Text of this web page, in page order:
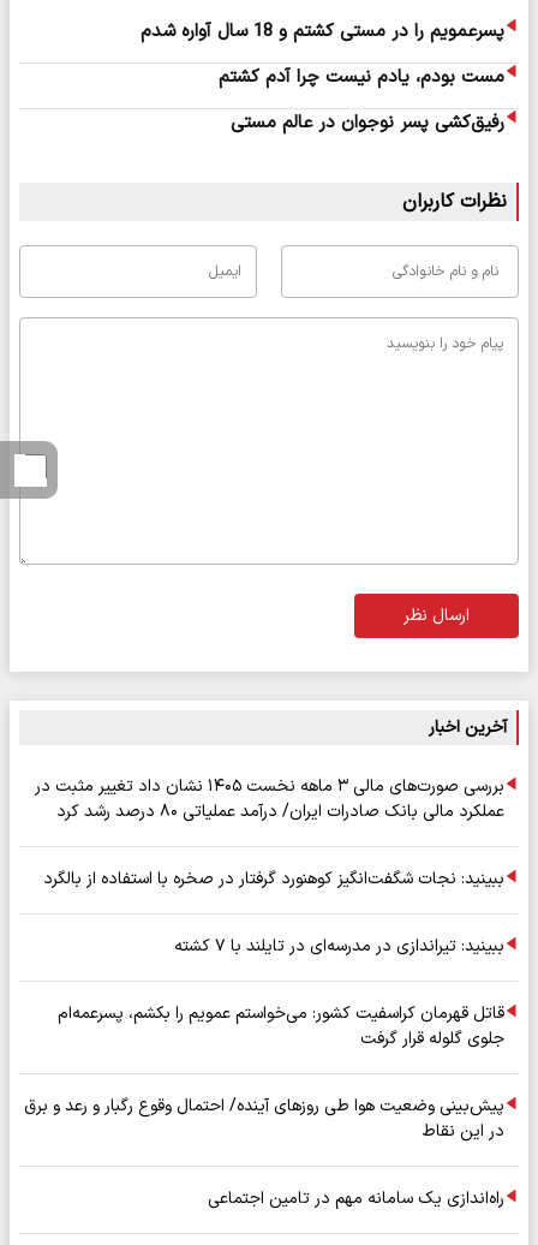
پسرعمویم را در مستی کشتم و 18 سال آواره شدم
مست بودم، یادم نیست چرا آدم کشتم
رفیق‌کشی پسر نوجوان در عالم مستی
نظرات کاربران
ارسال نظر
آخرین اخبار
بررسی صورت‌های مالی ۳ ماهه نخست ۱۴۰۵ نشان داد تغییر مثبت در
عملکرد مالی بانک صادرات ایران/ درآمد عملیاتی ۸۰ درصد رشد کرد
ببینید: نجات شگفت‌انگیز کوهنورد گرفتار در صخره با استفاده از بالگرد
ببینید: تیراندازی در مدرسه‌ای در تایلند با ۷ کشته
قاتل قهرمان کراسفیت کشور: می‌خواستم عمویم را بکشم، پسرعمه‌ام
جلوی گلوله قرار گرفت
پیش‌بینی وضعیت هوا طی روزهای آینده/ احتمال وقوع رگبار و رعد و برق
در این نقاط
راه‌اندازی یک سامانه مهم در تامین اجتماعی